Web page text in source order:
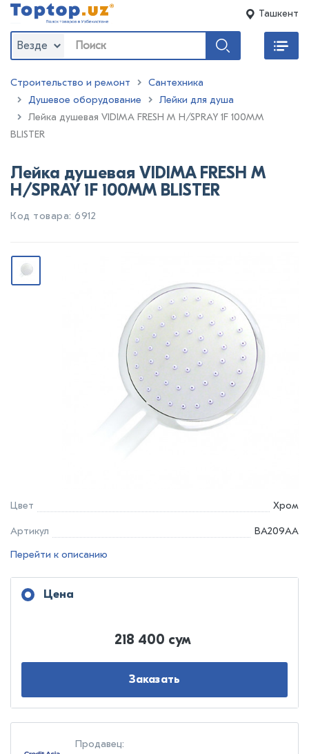
Ташкент
Везде
Строительство и ремонт
Сантехника
Душевое оборудование
Лейки для душа
Лейка душевая VIDIMA FRESH M H/SPRAY 1F 100MM
BLISTER
Лейка душевая VIDIMA FRESH M
H/SPRAY 1F 100MM BLISTER
Код товара: 6912
Цвет Хром
Артикул
BA209AA
Перейти к описанию
Цена
218 400 сум
Заказать
Продавец: